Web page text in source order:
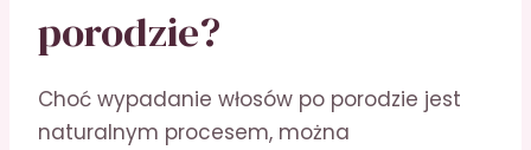
porodzie?
Choć wypadanie włosów po porodzie jest
naturalnym procesem, można